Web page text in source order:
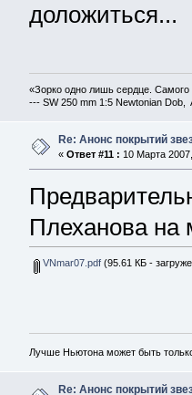
доложиться...
«Зорко одно лишь сердце.
--- SW 250 mm 1:5 Newtonian
Re: Анонс покрытий
« Ответ #11 : 10 Марта
Плеханова на
VNmar07.pdf(95.61 КБ -
Лучше Ньютона может быть
Re: Анонс покрытий